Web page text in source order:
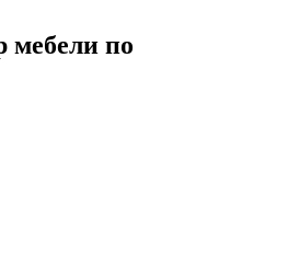
мебели по